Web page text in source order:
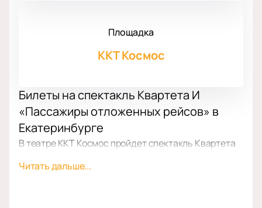
Площадка
ККТ Космос
Билеты на спектакль Квартета И
«Пассажиры отложенных рейсов» в
Екатеринбурге
В театре ККТ Космос пройдет спектакль Квартета
новая в репертуаре театра. Спектакль состоится
Читать дальше...